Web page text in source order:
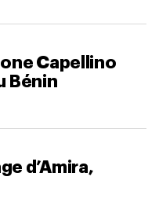
Capellino
Bénin
d’Amira,